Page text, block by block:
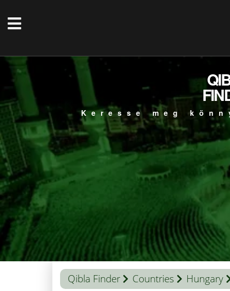
Keresse meg
Qibla Finder Countries Hungary